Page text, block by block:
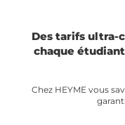
Des tarifs ultra-
chaque
Chez HEYME vous